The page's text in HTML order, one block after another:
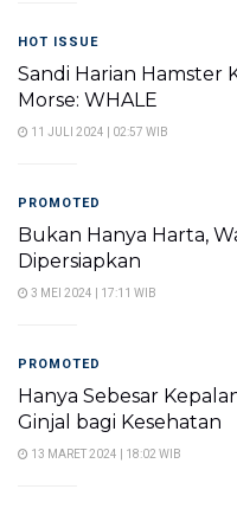
HOT ISSUE
Sandi Harian Hamster
Morse: WHALE
11 JULI 2024 | 02:57 WIB
PROMOTED
Bukan Hanya Harta,
Dipersiapkan
3 MEI 2024 | 17:11 WIB
PROMOTED
Hanya Sebesar
Ginjal bagi Kesehatan
13 MARET 2024 | 18:02 WIB